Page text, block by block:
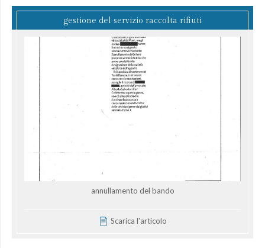
gestione del servizio raccolta rifiuti
annullamento del bando
Scarica l'articolo